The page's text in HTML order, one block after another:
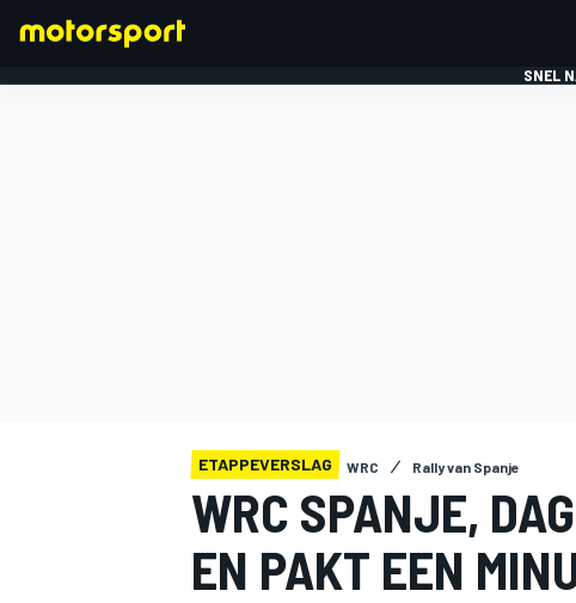
SNEL
ETAPPEVERSLAG WRC Rally van Spanje
WRC SPANJE,
EN PAKT EEN